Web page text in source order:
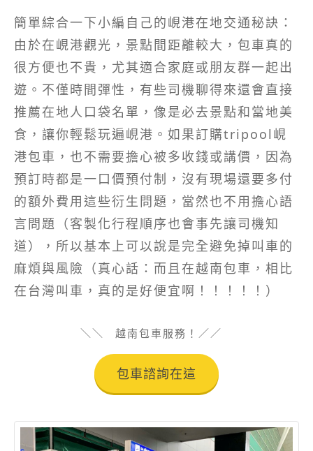
簡單綜合一下小編自己的峴港在地交通秘訣：
由於在峴港觀光，景點間距離較大，包車真的
很方便也不貴，尤其適合家庭或朋友群一起出
遊。不僅時間彈性，有些司機聊得來還會直接
推薦在地人口袋名單，像是必去景點和當地美
食，讓你輕鬆玩遍峴港。如果訂購tripool峴
港包車，也不需要擔心被多收錢或講價，因為
預訂時都是一口價預付制，沒有現場還要多付
的額外費用這些衍生問題，當然也不用擔心語
言問題（客製化行程順序也會事先讓司機知
道），所以基本上可以說是完全避免掉叫車的
麻煩與風險（真心話：而且在越南包車，相比
在台灣叫車，真的是好便宜啊！！！！！）
越南包車服務！
包車諮詢在這